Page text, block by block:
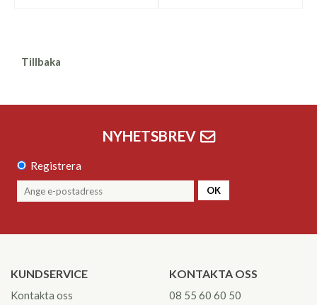
Tillbaka
NYHETSBREV
Registrera
OK
KUNDSERVICE
Kontakta oss
KONTAKTA OSS
08 55 60 60 50